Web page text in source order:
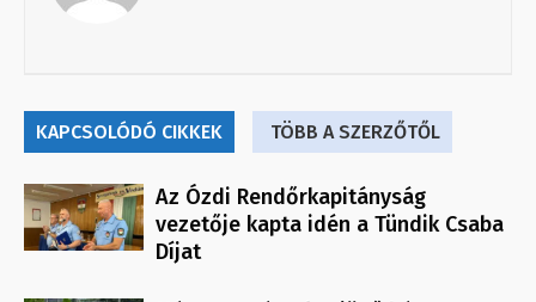
KAPCSOLÓDÓ CIKKEK TÖBB A SZERZŐTŐL
Az Ózdi Rendőrkapitányság
vezetője kapta idén a Tündik Csaba
Díjat